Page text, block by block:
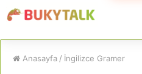
Anasayfa / İngilizce Gramer